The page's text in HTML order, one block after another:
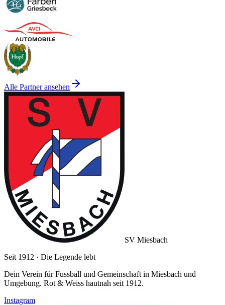
Alle Partner ansehen
SV Miesbach
Seit 1912 · Die Legende lebt
Dein Verein für Fussball und Gemeinschaft in Miesbach und
Umgebung. Rot & Weiss hautnah seit 1912.
Instagram